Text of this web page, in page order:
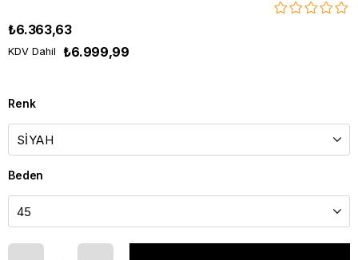
₺6.363,63
KDV Dahil ₺6.999,99
Renk
Beden